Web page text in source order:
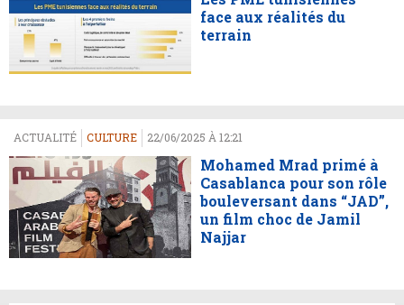
face aux réalités du
terrain
ACTUALITÉ CULTURE 22/06/2025 À 12:21
Mohamed Mrad primé à
Casablanca pour son rôle
bouleversant dans “JAD”,
un film choc de Jamil
Najjar